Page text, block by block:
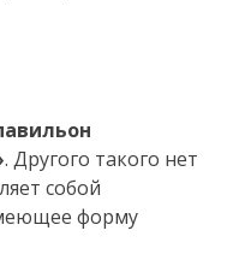
. Другого такого нет
собой
форму